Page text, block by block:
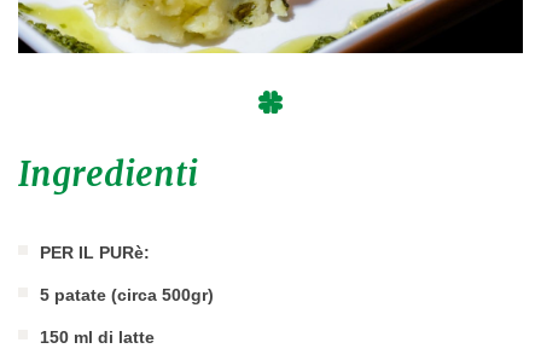
Ingredienti
PER IL PURè:
5 patate (circa 500gr)
150 ml di latte